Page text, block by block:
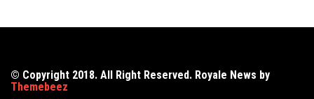
© Copyright 2018. All Right Reserved. Royale News by
Themebeez